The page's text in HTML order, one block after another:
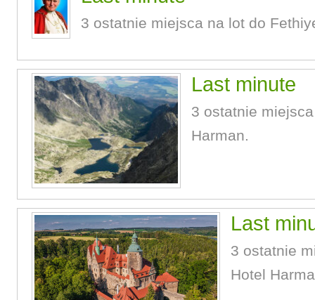
3 ostatnie miejsca na lot do
Last minute
3 ostatnie
Harman.
Last
3 ostatnie
Hotel